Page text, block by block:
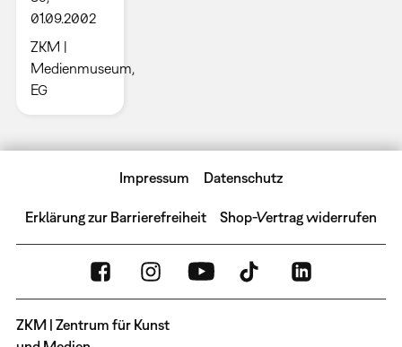
01.09.2002
ZKM |
Medienmuseum,
EG
Impressum Datenschutz
Erklärung zur Barrierefreiheit Shop-Vertrag widerrufen
ZKM | Zentrum für Kunst